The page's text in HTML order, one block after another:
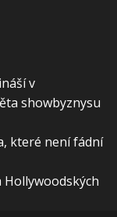
v
showbyznysu
které není fádní